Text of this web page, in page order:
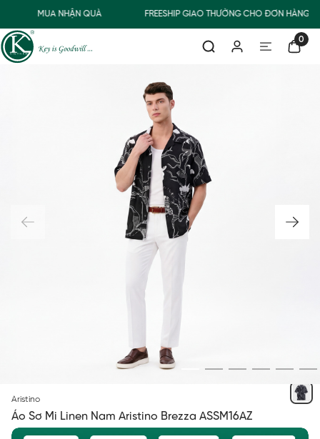
MUA NHẬN QUÀ FREESHIP GIAO THƯỜNG CHO ĐƠN HÀNG
0
Aristino
Áo Sơ Mi Linen Nam Aristino Brezza ASSM16AZ